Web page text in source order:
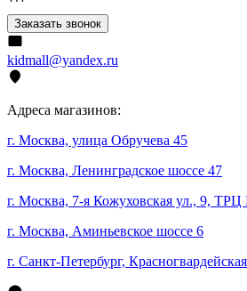
Заказать звонок
kidmall@yandex.ru
Адреса магазинов:
г. Москва, улица Обручева 45
г. Москва, Ленинградское шоссе 47
г. Москва, 7-я Кожуховская ул., 9, ТРЦ
г. Москва, Аминьевское шоссе 6
г. Санкт-Петербург,